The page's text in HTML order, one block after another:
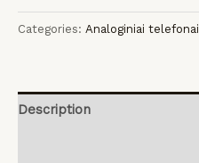
Categories: Analoginiai telefonai
Description